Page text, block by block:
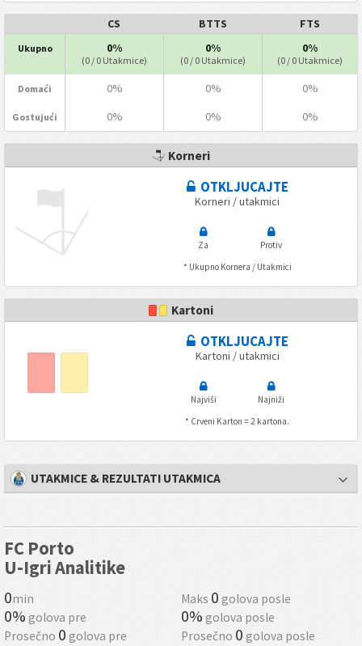
CS BTTS FTS
Ukupno 0%
(0 / 0 Utakmice)
0%
(0 / 0 Utakmice)
0%
(0 / 0 Utakmice)
Domaći 0% 0% 0%
Gostujući 0% 0% 0%
Korneri
OTKLJUCAJTE
Korneri / utakmici
Za
Protiv
* Ukupno Kornera / Utakmici
Kartoni
OTKLJUCAJTE
Kartoni / utakmici
Najviši
Najniži
* Crveni Karton = 2 kartona.
UTAKMICE & REZULTATI UTAKMICA
FC Porto
U-Igri Analitike
0min Maks 0 golova posle
0% golova pre 0% golova posle
Prosečno 0 golova pre Prosečno 0 golova posle